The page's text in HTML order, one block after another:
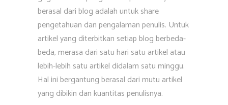
berasal dari blog adalah untuk share
pengetahuan dan pengalaman penulis. Untuk
artikel yang diterbitkan setiap blog berbeda-
beda, merasa dari satu hari satu artikel atau
lebih-lebih satu artikel didalam satu minggu.
Hal ini bergantung berasal dari mutu artikel
yang dibikin dan kuantitas penulisnya.